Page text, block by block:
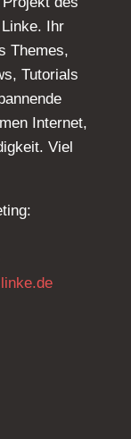
Ihr
Themes,
Tutorials
Internet,
Viel